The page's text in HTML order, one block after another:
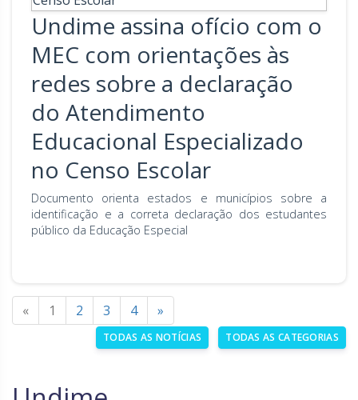
Undime assina ofício com o
MEC com orientações às
redes sobre a declaração
do Atendimento
Educacional Especializado
no Censo Escolar
Documento orienta estados e municípios sobre a
identificação e a correta declaração dos estudantes
público da Educação Especial
« 1 2 3 4 »
TODAS AS NOTÍCIAS TODAS AS CATEGORIAS